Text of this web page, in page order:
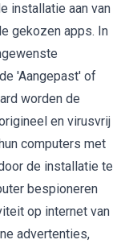
installatie aan van
gekozen apps. In
'Aangepast' of
worden de
en virusvrij
computers met
de installatie te
bespioneren
op internet van
advertenties,